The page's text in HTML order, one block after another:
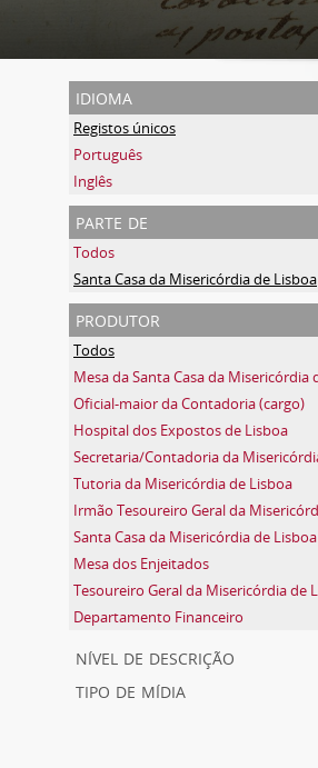
idioma
Registos únicos
Português
Inglês
parte de
Todos
Santa Casa da Misericórdia de Lisboa
produtor
Todos
Oficial-maior da Contadoria (cargo)
Hospital dos Expostos de Lisboa
Tutoria da Misericórdia de Lisboa
Santa Casa da Misericórdia de Lisboa
Mesa dos Enjeitados
Departamento Financeiro
nível de descrição
tipo de mídia